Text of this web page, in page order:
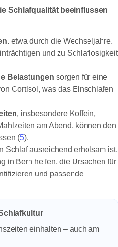
Schlafqualität beeinflussen
, etwa durch die Wechseljahre,
und zu Schlaflosigkeit
Belastungen sorgen für eine
Cortisol, was das Einschlafen
, insbesondere Koffein,
am Abend, können den
(5).
Schlaf ausreichend erholsam ist,
in Bern helfen, die Ursachen für
und passende
einhalten – auch am